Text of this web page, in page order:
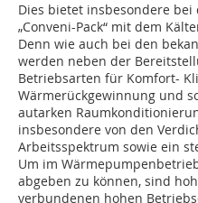
Dies bietet insbesondere bei
„Conveni-Pack“ mit dem
Denn wie auch bei den
werden neben der
Betriebsarten für Komfort-
Wärmerückgewinnung und
autarken
insbesondere von den
Arbeitsspektrum sowie ein
Um im
abgeben zu können, sind
verbundenen hohen